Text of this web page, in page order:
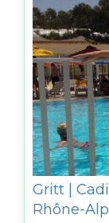
Gritt |
Rhône-